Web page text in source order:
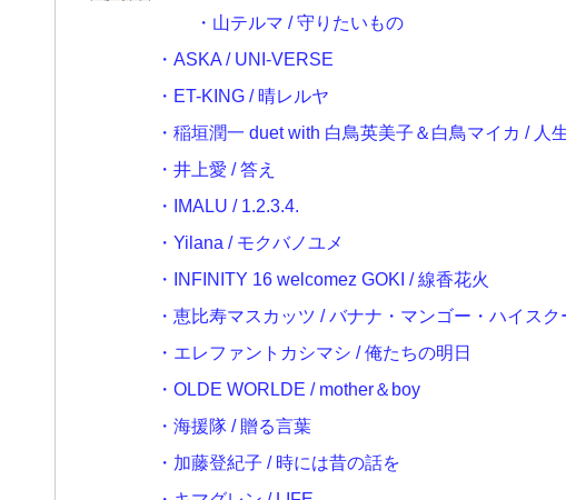
・山テルマ / 守りたいもの
・ASKA / UNI-VERSE
・ET-KING / 晴レルヤ
・稲垣潤一 duet with 白鳥英美子＆白鳥マイカ / 人
・井上愛 / 答え
・IMALU / 1.2.3.4.
・Yilana / モクバノユメ
・INFINITY 16 welcomez GOKI / 線香花火
・恵比寿マスカッツ / バナナ・マンゴー・ハイスク
・エレファントカシマシ / 俺たちの明日
・OLDE WORLDE / mother＆boy
・海援隊 / 贈る言葉
・加藤登紀子 / 時には昔の話を